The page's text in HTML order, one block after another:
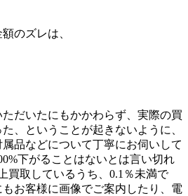
のズレは、
だいたにもかかわらず、実際の買
、ということが起きないように、
品などについて丁寧にお伺いして
下がることはないとは言い切れ
買取しているうち、0.1％未満で
お客様に画像でご案内したり、電